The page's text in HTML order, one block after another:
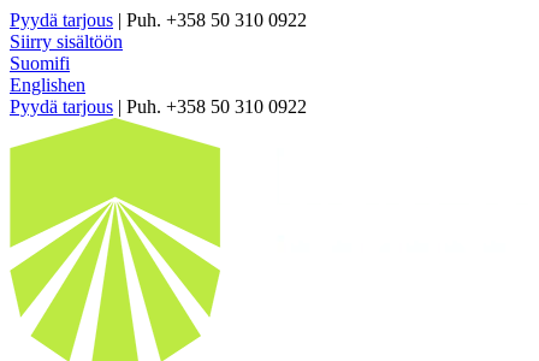
Pyydä tarjous | Puh. +358 50 310 0922
Siirry sisältöön
Suomifi
Englishen
Pyydä tarjous | Puh. +358 50 310 0922